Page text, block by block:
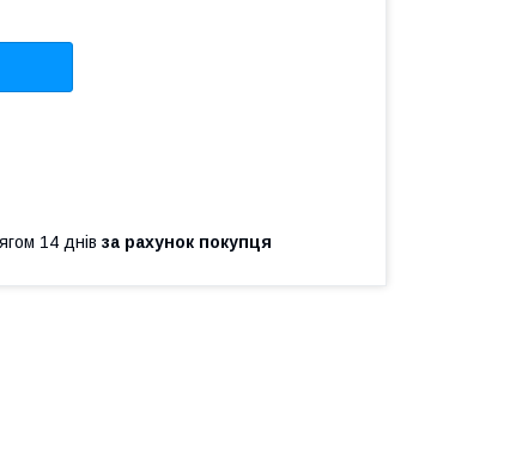
14 днів за рахунок покупця